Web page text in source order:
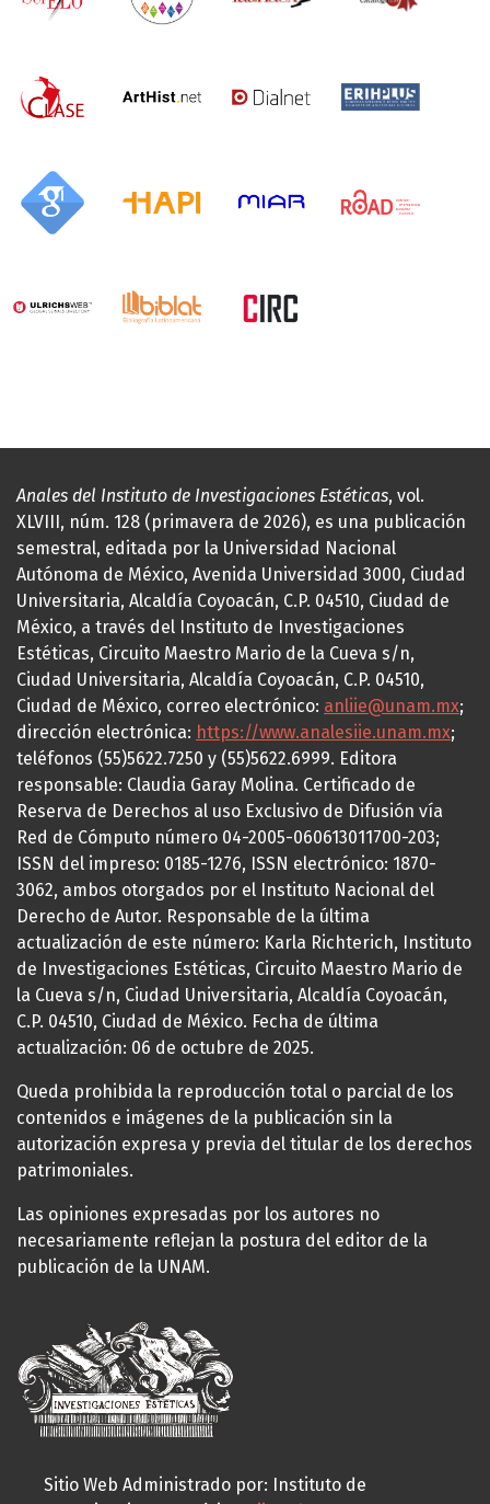
Anales del Instituto de Investigaciones Estéticas, vol.
XLVIII, núm. 128 (primavera de 2026), es una publicación
semestral, editada por la Universidad Nacional
Autónoma de México, Avenida Universidad 3000, Ciudad
Universitaria, Alcaldía Coyoacán, C.P. 04510, Ciudad de
México, a través del Instituto de Investigaciones
Estéticas, Circuito Maestro Mario de la Cueva s/n,
Ciudad Universitaria, Alcaldía Coyoacán, C.P. 04510,
Ciudad de México, correo electrónico: anliie@unam.mx;
dirección electrónica: https://www.analesiie.unam.mx;
teléfonos (55)5622.7250 y (55)5622.6999. Editora
responsable: Claudia Garay Molina. Certificado de
Reserva de Derechos al uso Exclusivo de Difusión vía
Red de Cómputo número 04-2005-060613011700-203;
ISSN del impreso: 0185-1276, ISSN electrónico: 1870-
3062, ambos otorgados por el Instituto Nacional del
Derecho de Autor. Responsable de la última
actualización de este número: Karla Richterich, Instituto
de Investigaciones Estéticas, Circuito Maestro Mario de
la Cueva s/n, Ciudad Universitaria, Alcaldía Coyoacán,
C.P. 04510, Ciudad de México. Fecha de última
actualización: 06 de octubre de 2025.
Queda prohibida la reproducción total o parcial de los
contenidos e imágenes de la publicación sin la
autorización expresa y previa del titular de los derechos
patrimoniales.
Las opiniones expresadas por los autores no
necesariamente reflejan la postura del editor de la
publicación de la UNAM.
Sitio Web Administrado por: Instituto de